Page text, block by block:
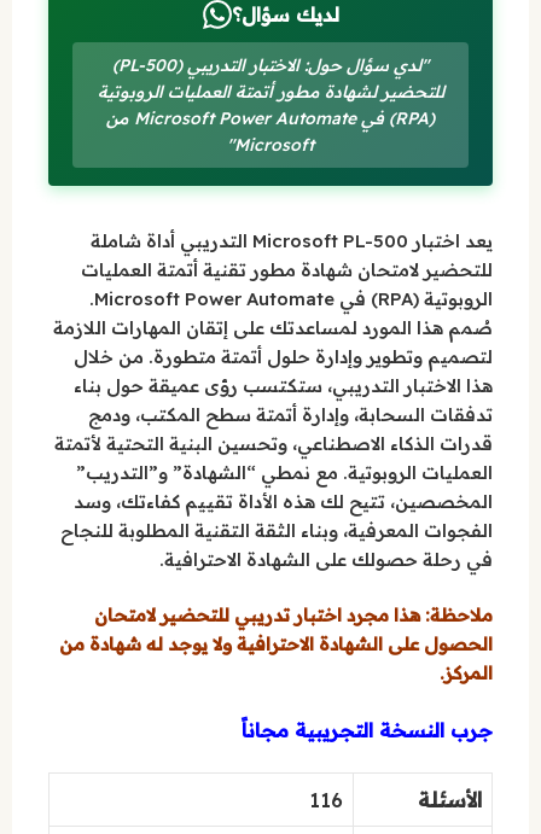
لديك سؤال؟
"لدي سؤال حول: الاختبار التدريبي (PL-500)
للتحضير لشهادة مطور أتمتة العمليات الروبوتية
(RPA) في Microsoft Power Automate من
Microsoft"
يعد اختبار Microsoft PL-500 التدريبي أداة شاملة
للتحضير لامتحان شهادة مطور تقنية أتمتة العمليات
الروبوتية (RPA) في Microsoft Power Automate.
صُمم هذا المورد لمساعدتك على إتقان المهارات اللازمة
لتصميم وتطوير وإدارة حلول أتمتة متطورة. من خلال
هذا الاختبار التدريبي، ستكتسب رؤى عميقة حول بناء
تدفقات السحابة، وإدارة أتمتة سطح المكتب، ودمج
قدرات الذكاء الاصطناعي، وتحسين البنية التحتية لأتمتة
العمليات الروبوتية. مع نمطي “الشهادة” و”التدريب”
المخصصين، تتيح لك هذه الأداة تقييم كفاءتك، وسد
الفجوات المعرفية، وبناء الثقة التقنية المطلوبة للنجاح
في رحلة حصولك على الشهادة الاحترافية.
ملاحظة: هذا مجرد اختبار تدريبي للتحضير لامتحان
الحصول على الشهادة الاحترافية ولا يوجد له شهادة من
المركز.
جرب النسخة التجريبية مجاناً
الأسئلة 116